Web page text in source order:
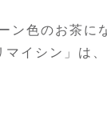
ン色のお茶に
マイシン」は